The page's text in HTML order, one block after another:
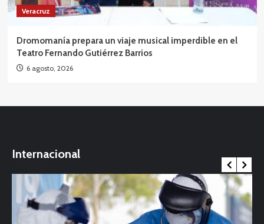
Veracruz
Dromomanía prepara un viaje musical imperdible en el
Teatro Fernando Gutiérrez Barrios
6 agosto, 2026
Internacional